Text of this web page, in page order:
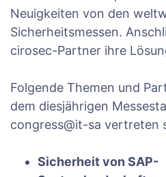
Neuigkeiten von den
Sicherheitsmessen.
cirosec-Partner ihre
Folgende Themen und
dem diesjährigen
congress@it-sa vertreten
Sicherheit von SAP-